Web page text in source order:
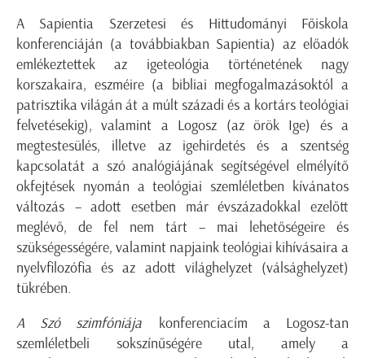
A Sapientia Szerzetesi és Hittudományi Főiskola
konferenciáján (a továbbiakban Sapientia) az előadók
emlékeztettek az igeteológia történetének nagy
korszakaira, eszméire (a bibliai megfogalmazásoktól a
patrisztika világán át a múlt századi és a kortárs teológiai
felvetésekig), valamint a Logosz (az örök Ige) és a
megtestesülés, illetve az igehirdetés és a szentség
kapcsolatát a szó analógiájának segítségével elmélyítő
okfejtések nyomán a teológiai szemléletben kívánatos
változás – adott esetben már évszázadokkal ezelőtt
meglévő, de fel nem tárt – mai lehetőségeire és
szükségességére, valamint napjaink teológiai kihívásaira a
nyelvfilozófia és az adott világhelyzet (válsághelyzet)
tükrében.
A Szó szimfóniája konferenciacím a Logosz-tan
szemléletbeli sokszínűségére utal, amely a